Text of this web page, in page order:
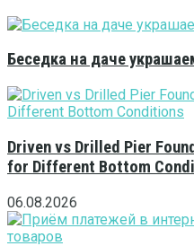
Беседка на даче
Driven vs Drilled Pier
for Different Bottom
06.08.2026